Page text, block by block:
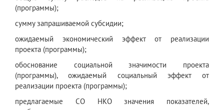
(программы);
сумму запрашиваемой субсидии;
ожидаемый экономический эффект от реализации
проекта (программы);
обоснование социальной значимости проекта
(программы), ожидаемый социальный эффект от
реализации проекта (программы);
предлагаемые СО НКО значения показателей,